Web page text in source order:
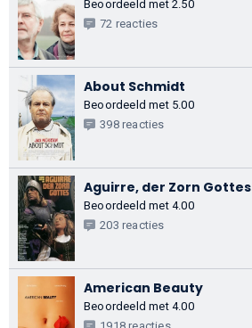
Beoordeeld met 2.50
72 reacties
About Schmidt
Beoordeeld met 5.00
398 reacties
Aguirre, der Zorn Gottes
Beoordeeld met 4.00
203 reacties
American Beauty
Beoordeeld met 4.00